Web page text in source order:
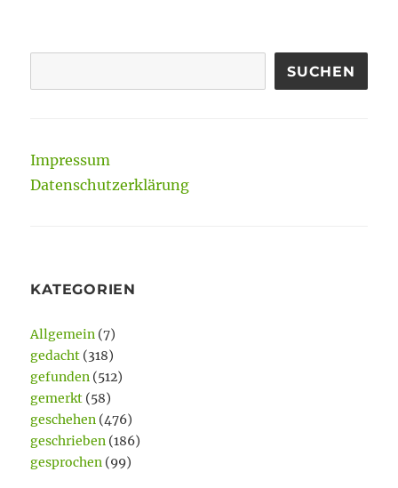
SUCHEN
Impressum
Datenschutzerklärung
KATEGORIEN
Allgemein (7)
gedacht (318)
gefunden (512)
gemerkt (58)
geschehen (476)
geschrieben (186)
gesprochen (99)